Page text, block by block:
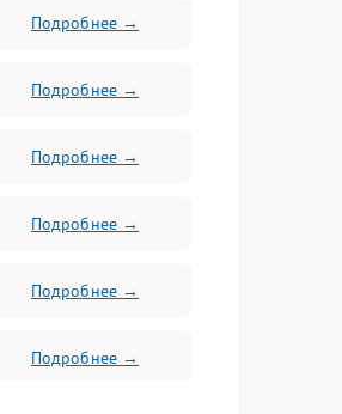
Подробнее →
Подробнее →
Подробнее →
Подробнее →
Подробнее →
Подробнее →